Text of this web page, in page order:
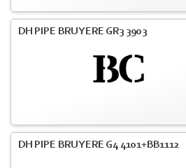
DH PIPE BRUYERE GR3 3903
DH PIPE BRUYERE G4 4101+BB1112